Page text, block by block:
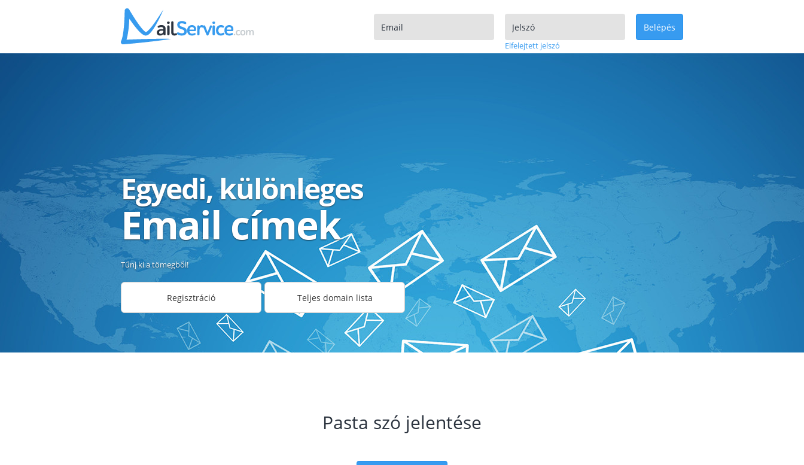
Elfelejtett jelszó
Belépés
Egyedi, különleges
Email címek
Tűnj ki a tömegből!
Regisztráció Teljes domain lista
Pasta szó jelentése